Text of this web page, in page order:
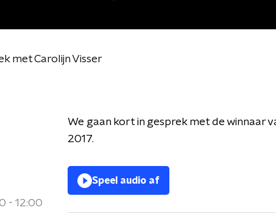
met Carolijn Visser
- 12:00
We gaan kort in gesprek met de winnaar
2017.
Speel audio af